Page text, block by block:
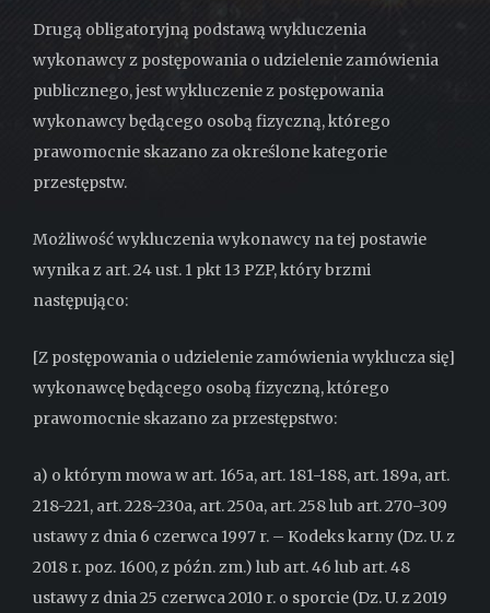
Drugą obligatoryjną podstawą wykluczenia
wykonawcy z postępowania o udzielenie zamówienia
publicznego, jest wykluczenie z postępowania
wykonawcy będącego osobą fizyczną, którego
prawomocnie skazano za określone kategorie
przestępstw.
Możliwość wykluczenia wykonawcy na tej postawie
wynika z art. 24 ust. 1 pkt 13 PZP, który brzmi
następująco:
[Z postępowania o udzielenie zamówienia wyklucza się]
wykonawcę będącego osobą fizyczną, którego
prawomocnie skazano za przestępstwo:
a) o którym mowa w art. 165a, art. 181-188, art. 189a, art.
218-221, art. 228-230a, art. 250a, art. 258 lub art. 270-309
ustawy z dnia 6 czerwca 1997 r. – Kodeks karny (Dz. U. z
2018 r. poz. 1600, z późn. zm.) lub art. 46 lub art. 48
ustawy z dnia 25 czerwca 2010 r. o sporcie (Dz. U. z 2019